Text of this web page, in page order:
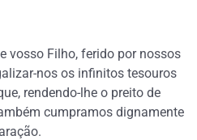
vosso Filho, ferido por nossos
nos os infinitos tesouros
rendendo-lhe o preito de
cumpramos dignamente